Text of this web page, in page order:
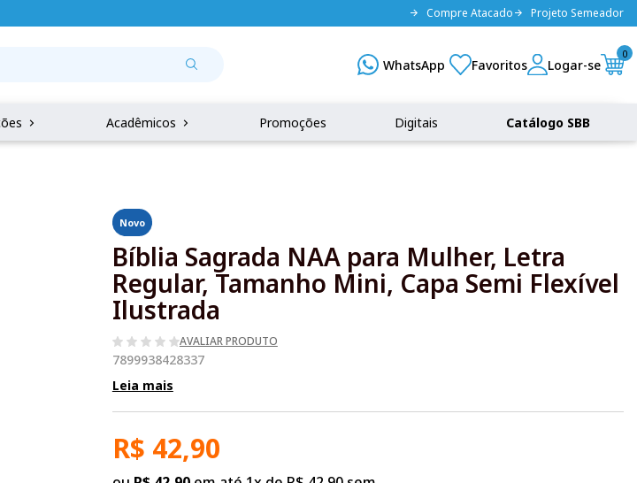
Compre Atacado Projeto Semeador
0
Acadêmicos Promoções Digitais Catálogo SBB
Novo
Bíblia Sagrada NAA para Mulher, Letra
Regular, Tamanho Mini, Capa Semi Flexível
Ilustrada
AVALIAR PRODUTO
7899938428337
Leia mais
R$ 42,90